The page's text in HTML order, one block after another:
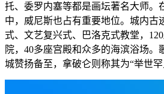
托、委罗内塞等都是画坛著名大师。
中，威尼斯也占有重要地位。城内古
式、文艺复兴式、巴洛克式教堂，
院，40多座宫殿和众多的海滨浴场。
城赞扬备至，拿破仑则称其为“举世罕